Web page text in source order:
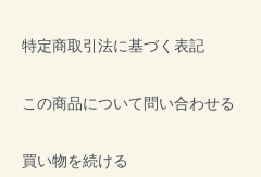
特定商取引法に基づく表記
この商品について問い合わせる
買い物を続ける